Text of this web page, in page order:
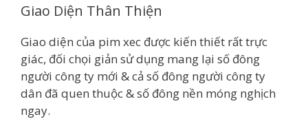
Giao Diện Thân Thiện
Giao diện của pim xec được kiến thiết rất trực
giác, đối chọi giản sử dụng mang lại số đông
người công ty mới & cả số đông người công ty
dân đã quen thuộc & số đông nền móng nghịch
ngay.